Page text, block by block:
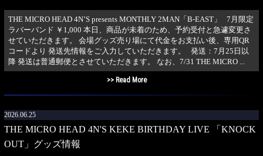
THE MICRO HEAD 4N’S presents MONTHLY 2MAN「B-EAST」 7月限定
ラバーバンド ￥1,000 本日、商品が未着のため、予約受付と急遽変更さ
せていただきます。 会場グッズ売り場にて代金をお支払い後、専用QR
コードより 発送先情報をご入力していただきます。 発送：7月25日以
降 発送は普通郵便とさせていただきます。 なお、7/31 THE MICRO ...
>> Read More
2026.06.25
THE MICRO HEAD 4N'S KEKE BIRTHDAY LIVE 「KNOCK
OUT」グッズ情報